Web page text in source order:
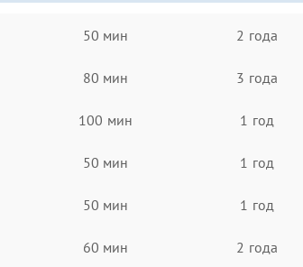
50 мин 2 года
80 мин 3 года
100 мин 1 год
50 мин 1 год
50 мин 1 год
60 мин 2 года